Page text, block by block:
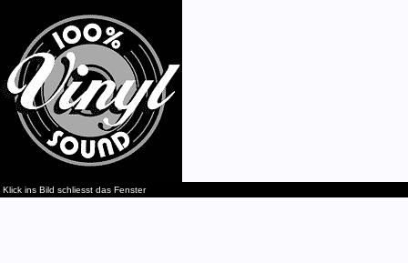
Klick ins Bild schliesst das Fenster